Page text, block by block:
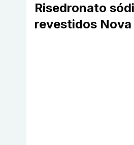
Risedronato
revestidos Nova